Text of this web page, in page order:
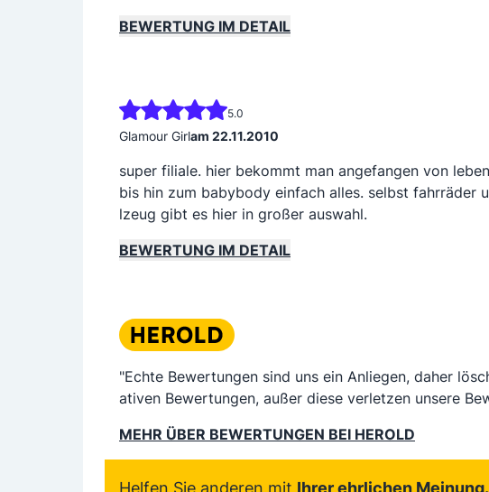
BEWERTUNG IM DETAIL
5.0
Glamour Girlam 22.11.2010
super filiale. hier bekommt man angefangen von
bis hin zum babybody einfach alles. selbst fahrräder
lzeug gibt es hier in großer auswahl.
BEWERTUNG IM DETAIL
"Echte Bewertungen sind uns ein Anliegen, daher
ativen Bewertungen, außer diese verletzen unsere
MEHR ÜBER BEWERTUNGEN BEI HEROLD
Helfen Sie anderen mit Ihrer ehrlichen Meinung.